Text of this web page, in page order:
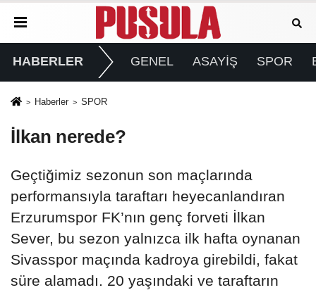
HABERLER GENEL ASAYİŞ SPOR
Haberler SPOR
İlkan nerede?
Geçtiğimiz sezonun son maçlarında
performansıyla taraftarı heyecanlandıran
Erzurumspor FK’nın genç forveti İlkan
Sever, bu sezon yalnızca ilk hafta oynanan
Sivasspor maçında kadroya girebildi, fakat
süre alamadı. 20 yaşındaki ve taraftarın